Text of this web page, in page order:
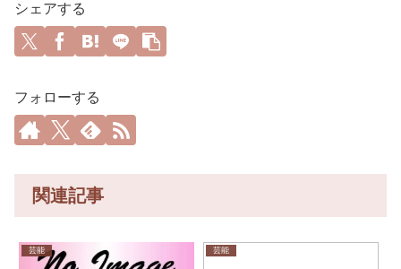
シェアする
フォローする
関連記事
芸能 芸能